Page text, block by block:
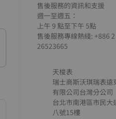
售後服務的資訊和支援
週一至週五：
上午 9 點至下午 5點
售後服務專線熱綫: +886 2
26523665
天梭表
瑞士商斯沃琪瑞表遠
有限公司台灣分公司
台北市南港區市民大
八號15樓